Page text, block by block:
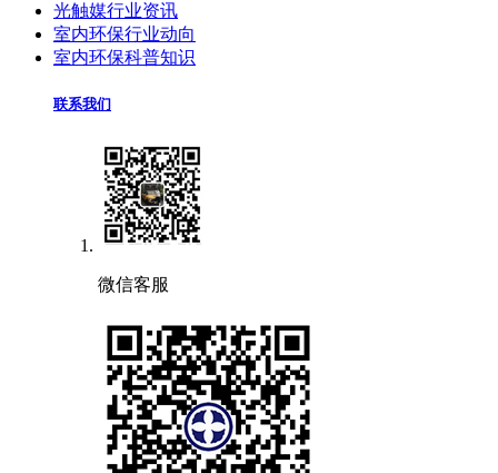
光触媒行业资讯
室内环保行业动向
室内环保科普知识
联系我们
微信客服